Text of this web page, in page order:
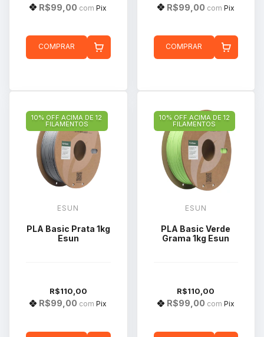
R$99,00 com Pix
COMPRAR
R$99,00 com Pix
COMPRAR
10% OFF ACIMA DE 12
FILAMENTOS
ESUN
PLA Basic Prata 1kg
Esun
R$110,00
R$99,00 com Pix
10% OFF ACIMA DE 12
FILAMENTOS
ESUN
PLA Basic Verde
Grama 1kg Esun
R$110,00
R$99,00 com Pix